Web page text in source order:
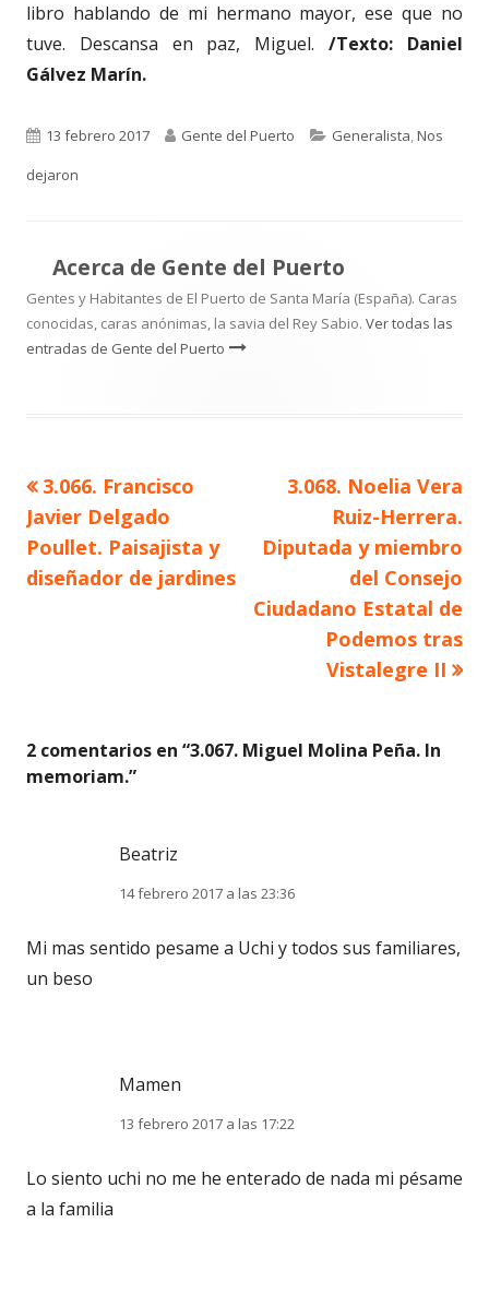
libro hablando de mi hermano mayor, ese que no
tuve. Descansa en paz, Miguel./Texto: Daniel
Gálvez Marín.
Publicado
el
13 febrero 2017 Autor
Gente del Puerto Categorías
Generalista,Nos
dejaron
Acerca de Gente del Puerto
Gentes y Habitantes de El Puerto de Santa María (España). Caras
conocidas, caras anónimas, la savia del Rey Sabio. Ver todas las
entradas de Gente del Puerto
Navegación
de
entradas
Artículo
anterior
3.066. Francisco
Javier Delgado
Poullet. Paisajista y
diseñador de jardines
Artículo
siguiente
3.068. Noelia Vera
Ruiz-Herrera.
Diputada y miembro
del Consejo
Ciudadano Estatal de
Podemos tras
Vistalegre II
2 comentarios en “3.067. Miguel Molina Peña. In
memoriam.”
Beatriz
14 febrero 2017 a las 23:36
Mi mas sentido pesame a Uchi y todos sus familiares,
un beso
Mamen
13 febrero 2017 a las 17:22
Lo siento uchi no me he enterado de nada mi pésame
a la familia